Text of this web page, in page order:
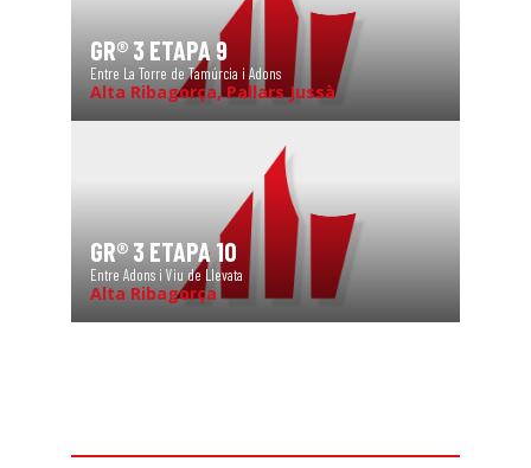
GR® 3 ETAPA 9
Entre La Torre de Tamúrcia i Adons
Alta Ribagorça, Pallars Jussà
GR® 3 ETAPA 10
Entre Adons i Viu de Llevata
Alta Ribagorça